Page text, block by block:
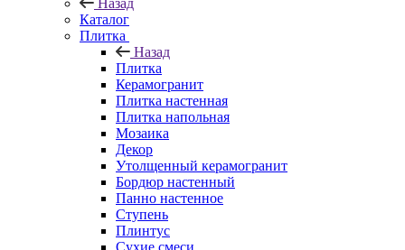
Назад
Каталог
Плитка
Назад
Плитка
Керамогранит
Плитка настенная
Плитка напольная
Мозаика
Декор
Утолщенный керамогранит
Бордюр настенный
Панно настенное
Ступень
Плинтус
Сухие смеси